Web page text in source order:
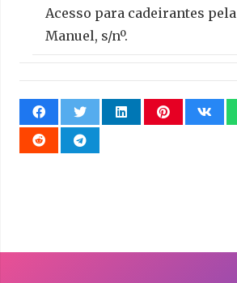
Acesso para cadeirantes
Manuel, s/nº.